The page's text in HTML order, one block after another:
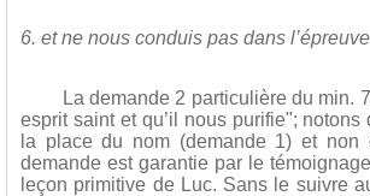
6.et ne nous conduis pas dans l’épreuve
La demande 2 particulière du min.
esprit saint et qu’il nous purifie";
la place du nom (demande 1) et non
demande est garantie par le
leçon primitive de Luc. Sans le suivre